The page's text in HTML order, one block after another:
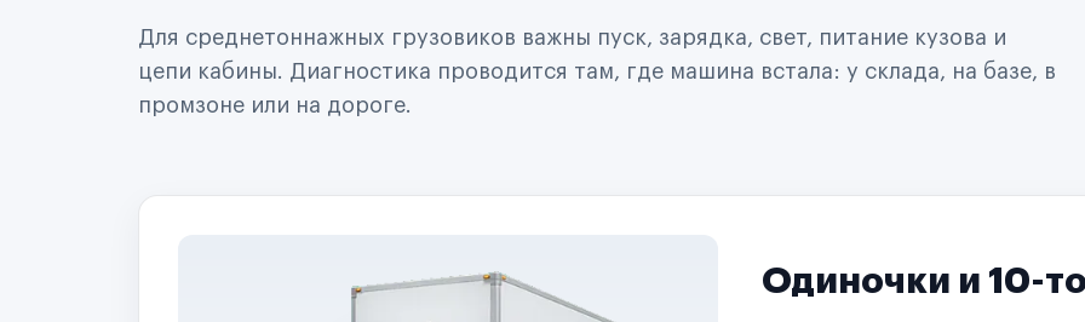
Управляющие компании
Страховые компании
B2B-дистрибьюторы
Для среднетоннажных грузовиков важны пуск, зарядка, свет, питание кузова и
цепи кабины. Диагностика проводится там, где машина встала: у склада, на базе, в
промзоне или на дороге.
Одиночки и 10-